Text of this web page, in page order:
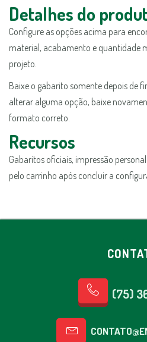
Detalhes do
Configure as opções acima para
material, acabamento e quantidade
projeto.
Baixe o gabarito somente depois de
alterar alguma opção, baixe
formato correto.
Recursos
Gabaritos oficiais, impressão
pelo carrinho após concluir a
(75)